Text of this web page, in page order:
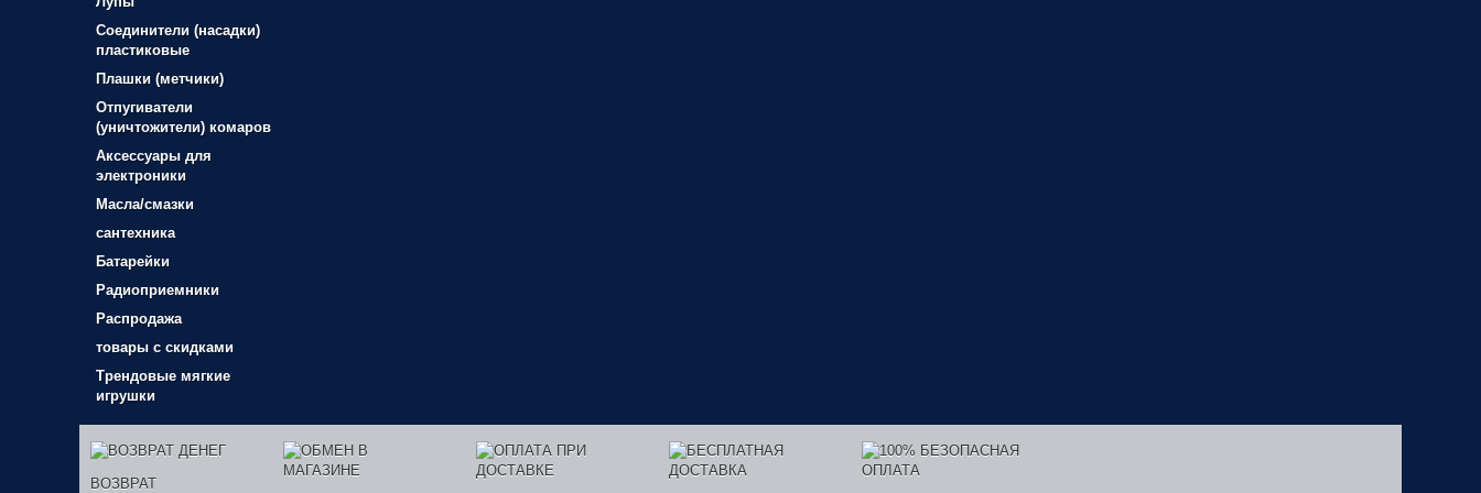
Соединители (насадки)
пластиковые
Плашки (метчики)
Отпугиватели
(уничтожители) комаров
Аксессуары для
электроники
Масла/смазки
сантехника
Батарейки
Радиоприемники
Распродажа
товары с скидками
Трендовые мягкие
игрушки
ВОЗВРАТ